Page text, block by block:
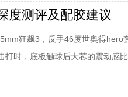
撕套胶的时候稍不注意就会把套胶
度测评及配胶建议
狂飙3，反手46度世奥得hero
打时，底板触球后大芯的震动感
大小收放自如，发力弹击，球的